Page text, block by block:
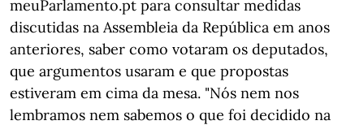
meuParlamento.pt para consultar medidas
discutidas na Assembleia da República em anos
anteriores, saber como votaram os deputados,
que argumentos usaram e que propostas
estiveram em cima da mesa. "Nós nem nos
lembramos nem sabemos o que foi decidido na